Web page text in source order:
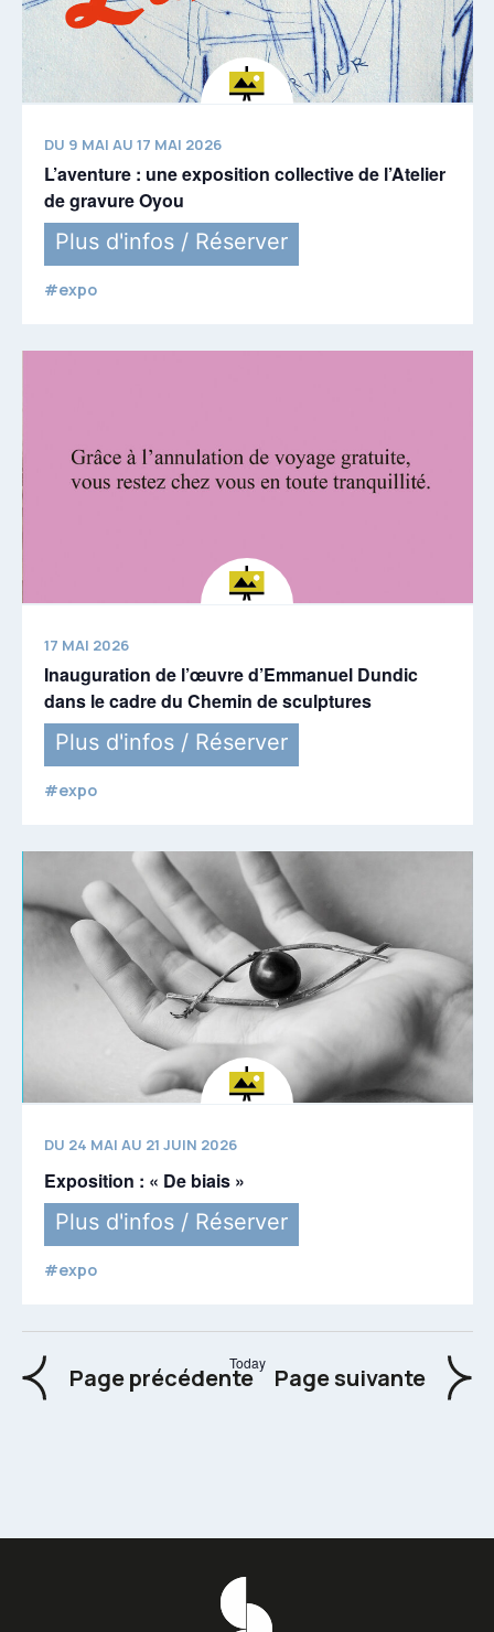
DU 9 MAI AU 17 MAI 2026
L’aventure : une exposition collective de l’Atelier
de gravure Oyou
Plus d'infos / Réserver
#expo
17 MAI 2026
Inauguration de l’œuvre d’Emmanuel Dundic
dans le cadre du Chemin de sculptures
Plus d'infos / Réserver
#expo
DU 24 MAI AU 21 JUIN 2026
Exposition : « De biais »
Plus d'infos / Réserver
#expo
Page précédenteEvents
Today
Page suivante